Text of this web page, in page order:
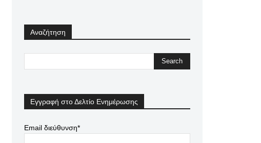
Αναζήτηση
Εγγραφή στο Δελτίο Ενημέρωσης
Email διεύθυνση*